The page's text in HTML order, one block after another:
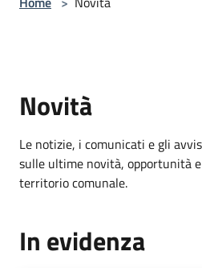
Novità
Le notizie, i comunicati e gli
sulle ultime novità, opportunità e
territorio comunale.
In evidenza